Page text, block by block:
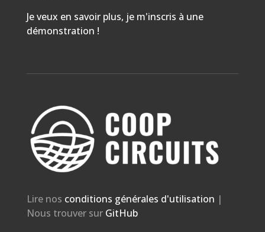
Je veux en savoir plus, je m'inscris à une
démonstration !
Lire nos conditions générales d'utilisation |
Nous trouver sur GitHub